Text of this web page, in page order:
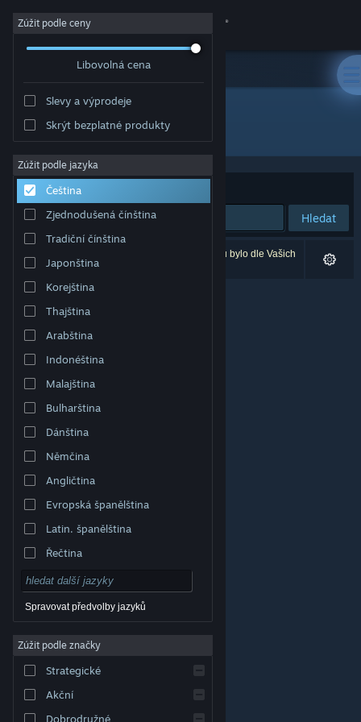
Přihlásit se
Komunita
Informace
Podpora
Změnit jazyk
Mobilní aplikace služby Steam
Desktopová verze stránky
© Valve Corporation. Všechna práva vyhrazena.
příslušných subjektů v USA a dalších zemích.
Smlouva o užívání služby Steam
Cookies
Zúžit podle ceny
Libovolná cena
Slevy a výprodeje
Skrýt bezplatné produkty
Zúžit podle jazyka
Čeština
Zjednodušená čínština
Tradiční čínština
Japonština
Korejština
Thajština
Arabština
Indonéština
Malajština
Bulharština
Dánština
Němčina
Angličtina
Evropská španělština
Latin. španělština
Řečtina
Spravovat předvolby jazyků
Zúžit podle značky
Strategické
Akční
Dobrodružné
Vývojář: 夢幻泡影リョウショウカカン
Seřadit podle
Hledat
Vašemu zadání odpovídá 0 výsledků. 3 produktů bylo dle Vašich
předvoleb vyloučeno z výsledků vyhledávání.